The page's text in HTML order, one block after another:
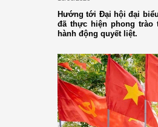
Hướng tới Đại hội đại
đã thực hiện phong
hành động quyết liệt.